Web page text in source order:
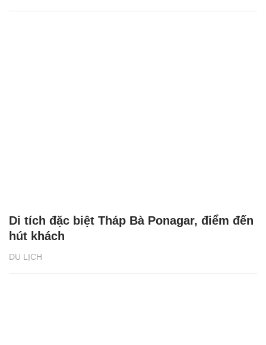
DU LỊCH
Di tích đặc biệt Tháp Bà Ponagar, điểm đến
hút khách